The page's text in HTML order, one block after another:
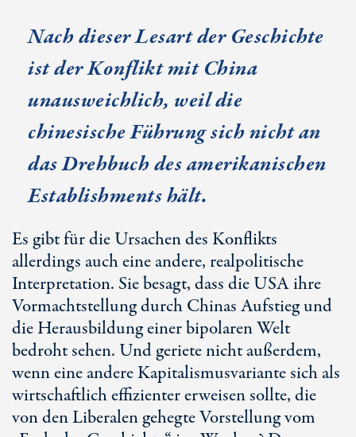
Nach dieser Lesart der Geschichte
ist der Konflikt mit China
unausweichlich, weil die
chinesische Führung sich nicht an
das Drehbuch des amerikanischen
Establishments hält.
Es gibt für die Ursachen des Konflikts
allerdings auch eine andere, realpolitische
Interpretation. Sie besagt, dass die USA ihre
Vormachtstellung durch Chinas Aufstieg und
die Herausbildung einer bipolaren Welt
bedroht sehen. Und geriete nicht außerdem,
wenn eine andere Kapitalismusvariante sich als
wirtschaftlich effizienter erweisen sollte, die
von den Liberalen gehegte Vorstellung vom